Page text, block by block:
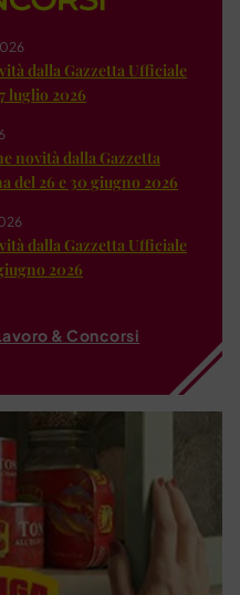
dalla Gazzetta Ufficiale
luglio 2026
novità dalla Gazzetta
del 26 e 30 giugno 2026
dalla Gazzetta Ufficiale
2026
& Concorsi